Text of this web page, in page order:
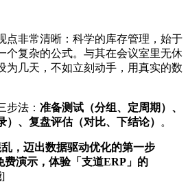
点非常清晰：科学的库存管理，始于
个复杂的公式。与其在会议室里无休
为几天，不如立刻动手，用真实的数
步法： 准备测试（分组、定周期）、
、复盘评估（对比、下结论）
。
，迈出数据驱动优化的第一步
费演示，体验「支道ERP」的
]